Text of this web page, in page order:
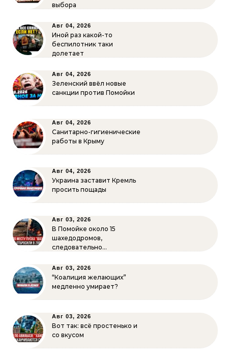
выбора
Авг 04, 2026
Иной раз какой-то
беспилотник таки
долетает
Авг 04, 2026
Зеленский ввёл новые
санкции против Помойки
Авг 04, 2026
Санитарно-гигиенические
работы в Крыму
Авг 04, 2026
Украина заставит Кремль
просить пощады
Авг 03, 2026
В Помойке около 15
шахедодромов,
следовательно…
Авг 03, 2026
“Коалиция желающих”
медленно умирает?
Авг 03, 2026
Вот так: всё простенько и
со вкусом